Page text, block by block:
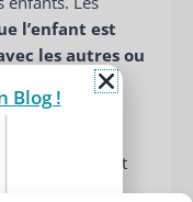
l’enfant est
les autres ou
peuvent
attentif et
Blog !